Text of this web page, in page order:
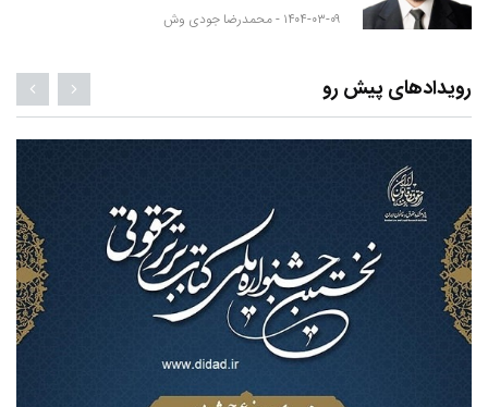
۱۴۰۴-۰۳-۰۹ - محمدرضا جودی وش
رویدادهای پیش رو